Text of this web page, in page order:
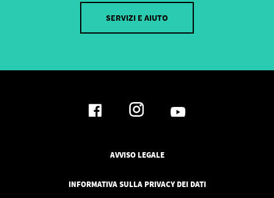
SERVIZI E AIUTO
AVVISO LEGALE
INFORMATIVA SULLA PRIVACY DEI DATI